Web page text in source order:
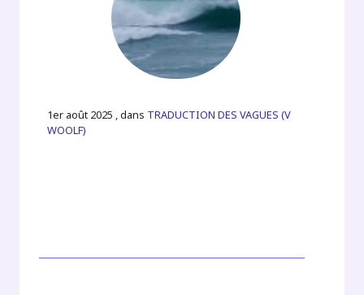
1er août 2025 , dans TRADUCTION DES VAGUES (V
WOOLF)